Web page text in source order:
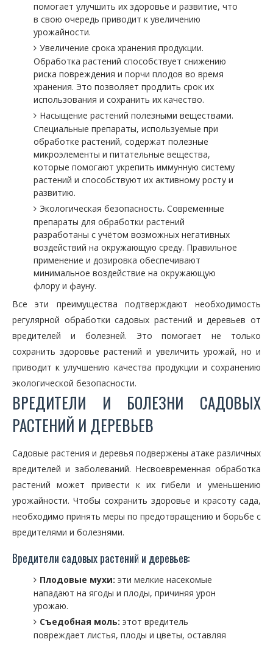
помогает улучшить их здоровье и развитие, что
в свою очередь приводит к увеличению
урожайности.
Увеличение срока хранения продукции.
Обработка растений способствует снижению
риска повреждения и порчи плодов во время
хранения. Это позволяет продлить срок их
использования и сохранить их качество.
Насыщение растений полезными веществами.
Специальные препараты, используемые при
обработке растений, содержат полезные
микроэлементы и питательные вещества,
которые помогают укрепить иммунную систему
растений и способствуют их активному росту и
развитию.
Экологическая безопасность. Современные
препараты для обработки растений
разработаны с учётом возможных негативных
воздействий на окружающую среду. Правильное
применение и дозировка обеспечивают
минимальное воздействие на окружающую
флору и фауну.
Все эти преимущества подтверждают необходимость
регулярной обработки садовых растений и деревьев от
вредителей и болезней. Это помогает не только
сохранить здоровье растений и увеличить урожай, но и
приводит к улучшению качества продукции и сохранению
экологической безопасности.
ВРЕДИТЕЛИ И БОЛЕЗНИ САДОВЫХ
РАСТЕНИЙ И ДЕРЕВЬЕВ
Садовые растения и деревья подвержены атаке различных
вредителей и заболеваний. Несвоевременная обработка
растений может привести к их гибели и уменьшению
урожайности. Чтобы сохранить здоровье и красоту сада,
необходимо принять меры по предотвращению и борьбе с
вредителями и болезнями.
Вредители садовых растений и деревьев:
Плодовые мухи: эти мелкие насекомые
нападают на ягоды и плоды, причиняя урон
урожаю.
Съедобная моль: этот вредитель
повреждает листья, плоды и цветы, оставляя